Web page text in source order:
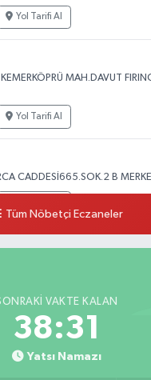
Yol Tarifi Al
MAH.DAVUT
Yol Tarifi Al
CADDESİ665.SOK.2 B
Zeliha Ana Sokak No:20 8
Tüm Nöbetçi Eczaneler
VAKTE KALAN
38:30
Yatsı Namazı